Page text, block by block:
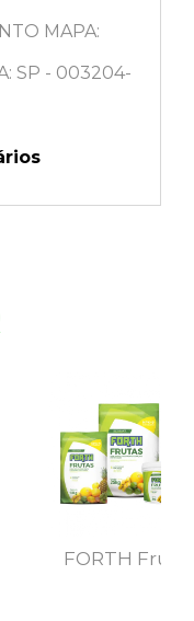
MAPA:
SP - 003204-
MAIS
FORTH